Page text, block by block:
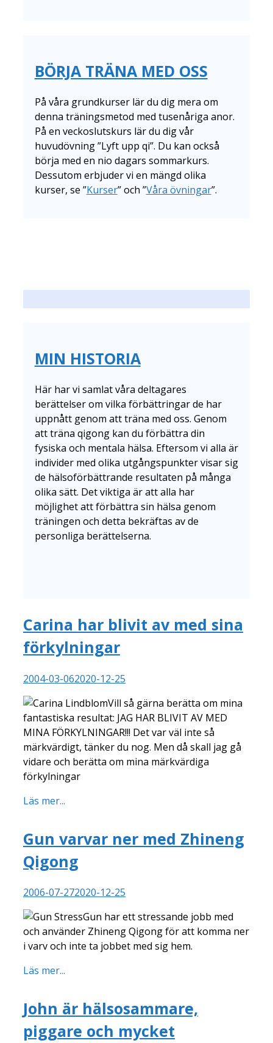
BÖRJA TRÄNA MED OSS
På våra grundkurser lär du dig mera om
denna träningsmetod med tusenåriga anor.
På en veckoslutskurs lär du dig vår
huvudövning ”Lyft upp qi”. Du kan också
börja med en nio dagars sommarkurs.
Dessutom erbjuder vi en mängd olika
kurser, se ”Kurser” och ”Våra övningar”.
MIN HISTORIA
Här har vi samlat våra deltagares
berättelser om vilka förbättringar de har
uppnått genom att träna med oss. Genom
att träna qigong kan du förbättra din
fysiska och mentala hälsa. Eftersom vi alla är
individer med olika utgångspunkter visar sig
de hälsoförbättrande resultaten på många
olika sätt. Det viktiga är att alla har
möjlighet att förbättra sin hälsa genom
träningen och detta bekräftas av de
personliga berättelserna.
Carina har blivit av med sina
förkylningar
2004-03-062020-12-25
Vill så gärna berätta om mina
fantastiska resultat: JAG HAR BLIVIT AV MED
MINA FÖRKYLNINGAR!!! Det var väl inte så
märkvärdigt, tänker du nog. Men då skall jag gå
vidare och berätta om mina märkvärdiga
förkylningar
Läs mer...
Gun varvar ner med Zhineng
Qigong
2006-07-272020-12-25
Gun har ett stressande jobb med
och använder Zhineng Qigong för att komma ner
i varv och inte ta jobbet med sig hem.
Läs mer...
John är hälsosammare,
piggare och mycket